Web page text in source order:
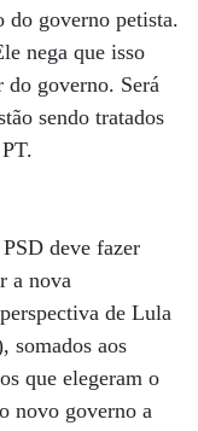
do governo petista.
nega que isso
do governo. Será
sendo tratados
deve fazer
a nova
de Lula
somados aos
que elegeram o
novo governo a